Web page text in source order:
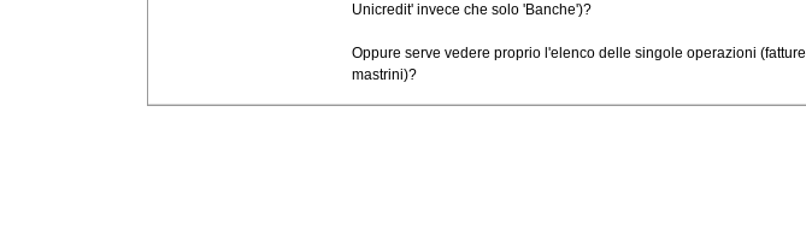
Unicredit' invece che solo 'Banche')?
Oppure serve vedere proprio l'elenco delle singole operazioni
mastrini)?